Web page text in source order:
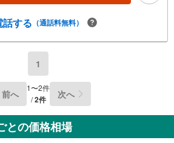
話する （通話料無料）
1
前へ 1〜2件
/2件 次へ
との価格相場